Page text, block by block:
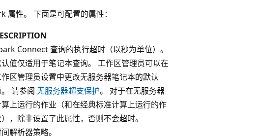
性。 下面是可配置的属性：
Connect 查询的执行超时（以秒为单位）。
认值仅适用于笔记本查询。 工作区管理员可以在
区管理员设置中更改无服务器笔记本的默认
请参阅 无服务器超支保护。 对于在无服务器
上运行的作业（和在经典标准计算上运行的作
，除非设置了此属性，否则不会超时。
解析器策略。